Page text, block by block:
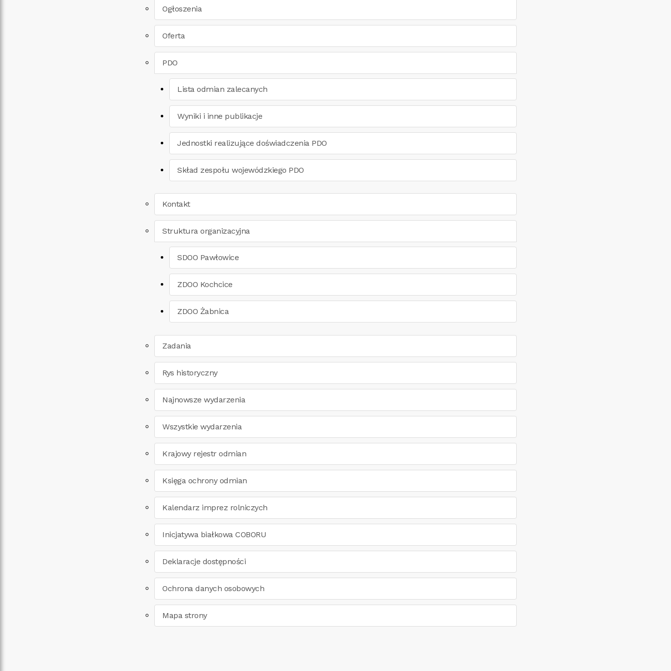
Ogłoszenia
Oferta
PDO
Lista odmian zalecanych
Wyniki i inne publikacje
Jednostki realizujące doświadczenia PDO
Skład zespołu wojewódzkiego PDO
Kontakt
Struktura organizacyjna
SDOO Pawłowice
ZDOO Kochcice
ZDOO Żabnica
Zadania
Rys historyczny
Najnowsze wydarzenia
Wszystkie wydarzenia
Krajowy rejestr odmian
Księga ochrony odmian
Kalendarz imprez rolniczych
Inicjatywa białkowa COBORU
Deklaracje dostępności
Ochrona danych osobowych
Mapa strony